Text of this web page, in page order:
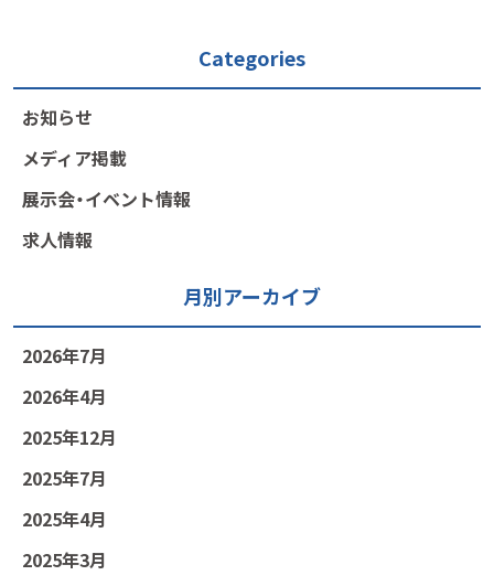
Categories
お知らせ
メディア掲載
展示会・イベント情報
求人情報
月別アーカイブ
2026年7月
2026年4月
2025年12月
2025年7月
2025年4月
2025年3月